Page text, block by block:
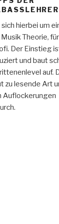
hierbei um
Theorie,
Der Einstieg
und baut
auf.
zu lesende Art
Auflockerungen